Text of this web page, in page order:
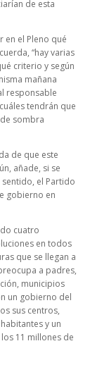
de esta
en el Pleno qué
“hay varias
criterio y según
mañana
responsable
tendrán que
sombra
de que este
añade, si se
sentido, el Partido
gobierno en
cuatro
en todos
que se llegan a
a padres,
municipios
un gobierno del
sus centros,
y un
11 millones de